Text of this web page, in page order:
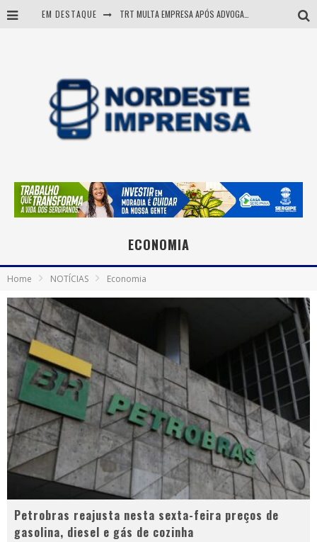
EM DESTAQUE TRT MULTA EMPRESA APÓS ADVOGADA USAR IA E INVENTAR PRECEDENTES JUDICIAIS
Mulher morre durante operação contra grupo investigado por roubo de cargas e tráfico de drogas em Sergipe
ECONOMIA
Home NOTÍCIAS Economia
Petrobras reajusta nesta sexta-feira preços de
gasolina, diesel e gás de cozinha